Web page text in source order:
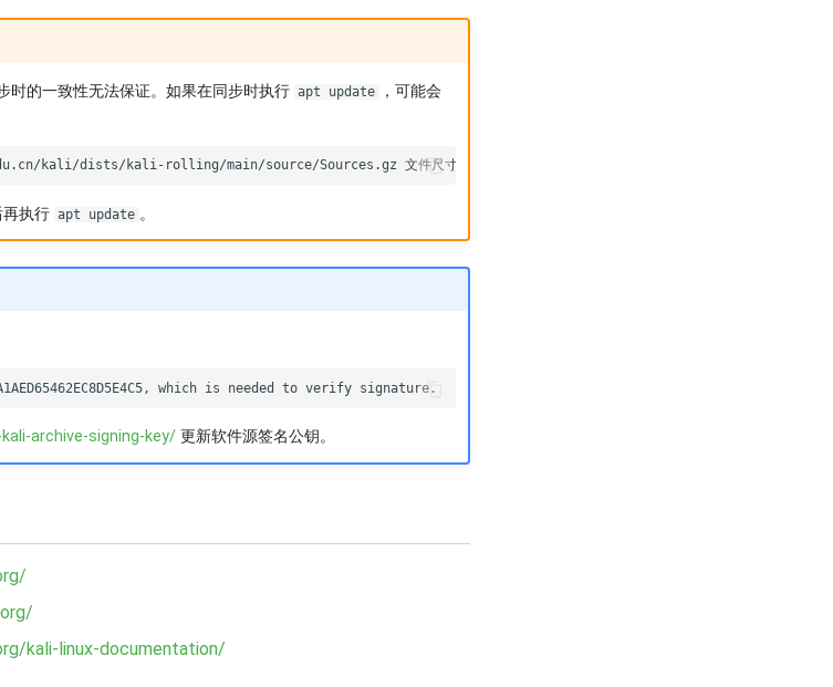
时的一致性无法保证。如果在同步时执行 apt update
，可能会
执行 apt update 。
archive-signing-key/更新软件源签名公钥。
kali-linux-documentation/